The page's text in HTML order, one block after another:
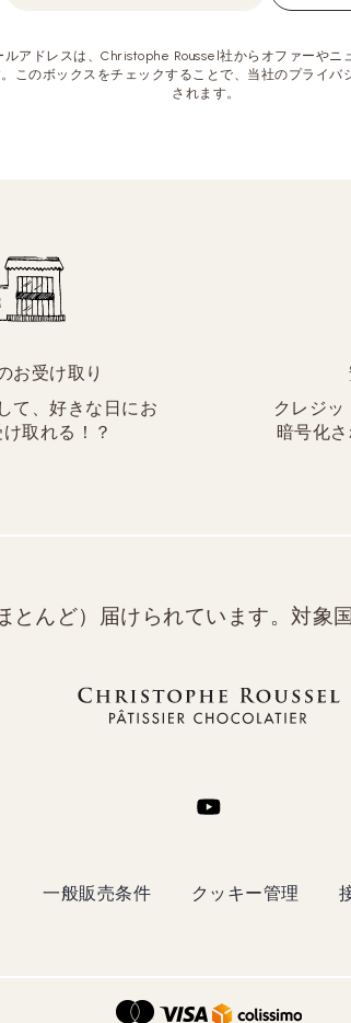
ルアドレスは、Christophe Roussel社からオファーやニ
このボックスをチェックすることで、当社のプライバ
されます。
お受け取り
て、好きな日にお
取れる！？
クレジッ
暗号化
とんど）届けられています。対象
一般販売条件 クッキー管理